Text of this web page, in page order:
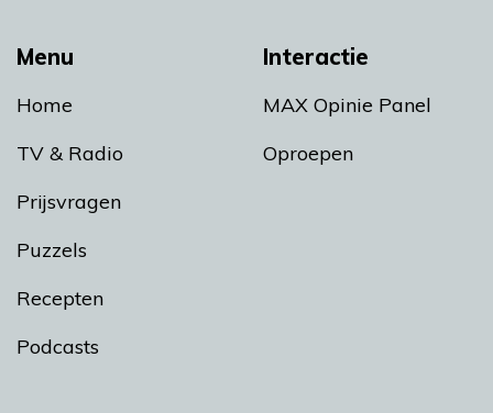
Menu
Home
TV & Radio
Prijsvragen
Puzzels
Recepten
Podcasts
Interactie
MAX Opinie Panel
Oproepen